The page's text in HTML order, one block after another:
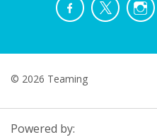
© 2026 Teaming
Powered by: